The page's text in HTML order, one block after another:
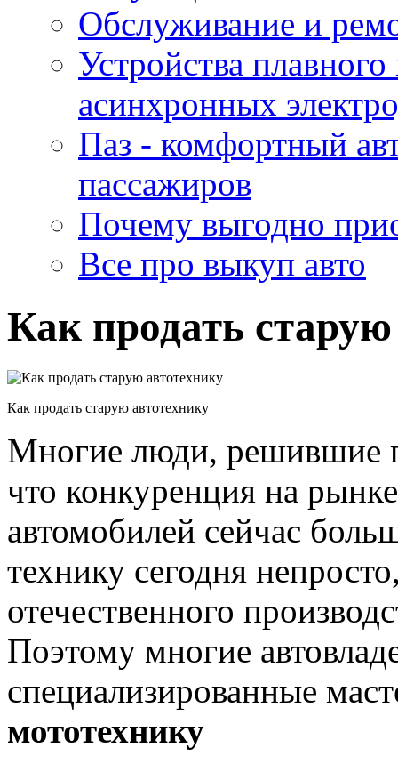
Обслуживание и
Устройства
асинхронных
Паз - комфортный
пассажиров
Почему выгодно
Все про выкуп авто
Как продать старую
Как продать старую автотехнику
Многие люди, решившие
что конкуренция на
автомобилей сейчас
технику сегодня
отечественного
Поэтому многие
специализированные
мототехнику